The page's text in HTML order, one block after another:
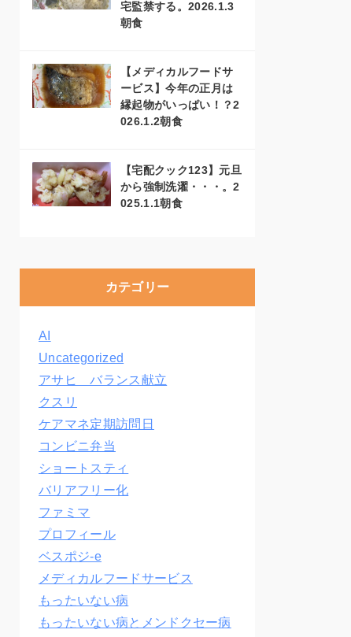
宅監禁する。2026.1.3
朝食
【メディカルフードサ
ービス】今年の正月は
縁起物がいっぱい！？2
026.1.2朝食
【宅配クック123】元旦
から強制洗濯・・・。2
025.1.1朝食
カテゴリー
AI
Uncategorized
アサヒ バランス献立
クスリ
ケアマネ定期訪問日
コンビニ弁当
ショートスティ
バリアフリー化
ファミマ
プロフィール
ベスポジ-e
メディカルフードサービス
もったいない病
もったいない病とメンドクセー病